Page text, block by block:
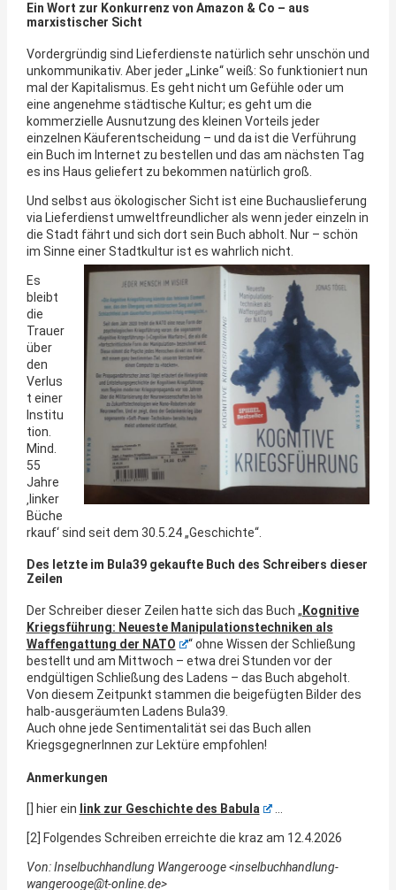
Ein Wort zur Konkurrenz von Amazon & Co – aus
marxistischer Sicht
Vordergründig sind Lieferdienste natürlich sehr unschön und
unkommunikativ. Aber jeder „Linke“ weiß: So funktioniert nun
mal der Kapitalismus. Es geht nicht um Gefühle oder um
eine angenehme städtische Kultur; es geht um die
kommerzielle Ausnutzung des kleinen Vorteils jeder
einzelnen Käuferentscheidung – und da ist die Verführung
ein Buch im Internet zu bestellen und das am nächsten Tag
es ins Haus geliefert zu bekommen natürlich groß.
Und selbst aus ökologischer Sicht ist eine Buchauslieferung
via Lieferdienst umweltfreundlicher als wenn jeder einzeln in
die Stadt fährt und sich dort sein Buch abholt. Nur – schön
im Sinne einer Stadtkultur ist es wahrlich nicht.
Es
bleibt
die
Trauer
über
den
Verlus
t einer
Institu
tion.
Mind.
55
Jahre
‚linker
Büche
rkauf‘ sind seit dem 30.5.24 „Geschichte“.
Des letzte im Bula39 gekaufte Buch des Schreibers dieser
Zeilen
Der Schreiber dieser Zeilen hatte sich das Buch „ Kognitive
Kriegsführung: Neueste Manipulationstechniken als
Waffengattung der NATO
“ ohne Wissen der Schließung
bestellt und am Mittwoch – etwa drei Stunden vor der
endgültigen Schließung des Ladens – das Buch abgeholt.
Von diesem Zeitpunkt stammen die beigefügten Bilder des
halb-ausgeräumten Ladens Bula39.
Auch ohne jede Sentimentalität sei das Buch allen
KriegsgegnerInnen zur Lektüre empfohlen!
Anmerkungen
[] hier ein link zur Geschichte des Babula …
[2] Folgendes Schreiben erreichte die kraz am 12.4.2026
Von: Inselbuchhandlung Wangerooge <inselbuchhandlung-
wangerooge@t-online.de>